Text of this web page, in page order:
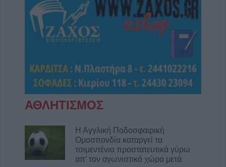
ΑΘΛΗΤΙΣΜΟΣ
Η Αγγλική Ποδοσφαιρική
Ομοσπονδία καταργεί τα
τσιμεντένια προστατευτικά γύρω
απ’ τον αγωνιστικό χώρο μετά